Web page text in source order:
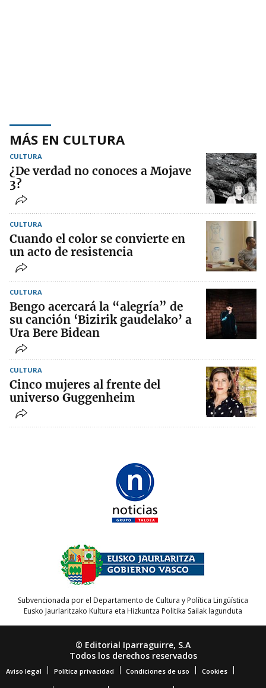
MÁS EN CULTURA
CULTURA
¿De verdad no conoces a Mojave
3?
CULTURA
Cuando el color se convierte en
un acto de resistencia
CULTURA
Bengo acercará la “alegría” de
su canción ‘Bizirik gaudelako’ a
Ura Bere Bidean
CULTURA
Cinco mujeres al frente del
universo Guggenheim
Subvencionada por el Departamento de Cultura y Política Lingüística
Eusko Jaurlaritzako Kultura eta Hizkuntza Politika Sailak lagunduta
© Editorial Iparraguirre, S.A
Todos los derechos reservados
Aviso legal Política privacidad Condiciones de uso Cookies